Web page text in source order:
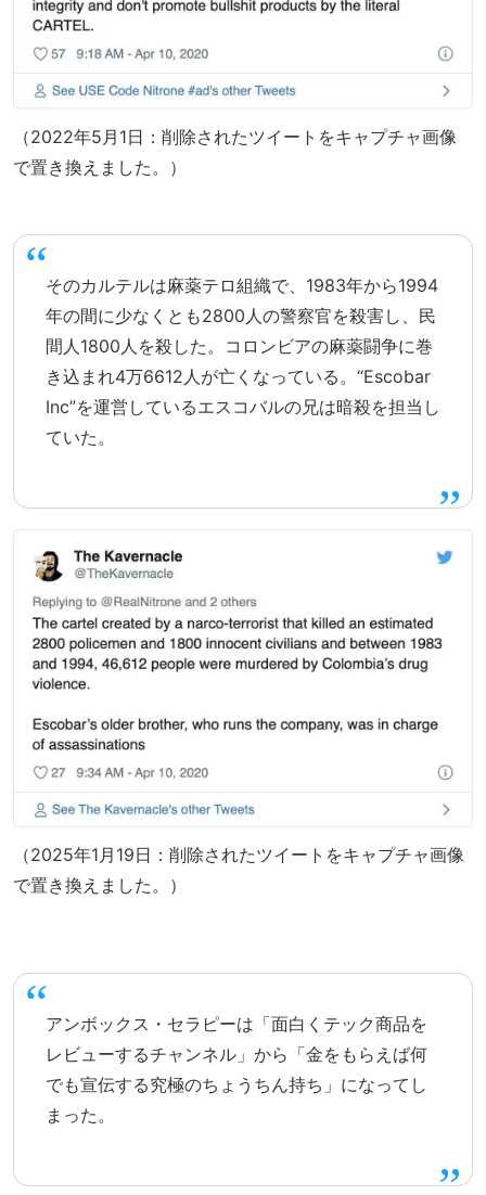
（2022年5月1日：削除されたツイートをキャプチャ画像
で置き換えました。）
そのカルテルは麻薬テロ組織で、1983年から1994
年の間に少なくとも2800人の警察官を殺害し、民
間人1800人を殺した。コロンビアの麻薬闘争に巻
き込まれ4万6612人が亡くなっている。“Escobar
Inc”を運営しているエスコバルの兄は暗殺を担当し
ていた。
（2025年1月19日：削除されたツイートをキャプチャ画像
で置き換えました。）
アンボックス・セラピーは「面白くテック商品を
レビューするチャンネル」から「金をもらえば何
でも宣伝する究極のちょうちん持ち」になってし
まった。